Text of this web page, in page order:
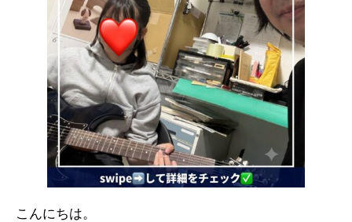
こんにちは。